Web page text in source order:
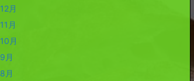
月
月
月
月
月